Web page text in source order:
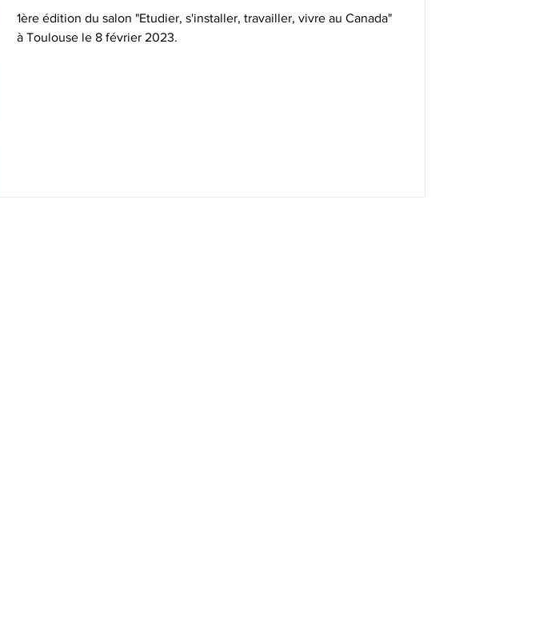
1ère édition du salon "Etudier, s'installer, travailler, vivre au Canada"
à Toulouse le 8 février 2023.